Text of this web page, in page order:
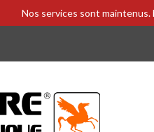
Nos services sont